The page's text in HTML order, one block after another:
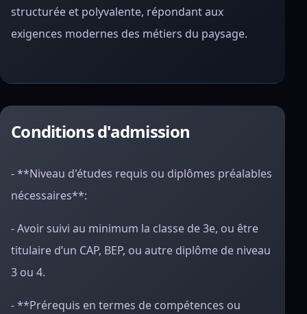
structurée et polyvalente, répondant aux
exigences modernes des métiers du paysage.
Conditions d'admission
- **Niveau d'études requis ou diplômes préalables
nécessaires**:
- Avoir suivi au minimum la classe de 3e, ou être
titulaire d’un CAP, BEP, ou autre diplôme de niveau
3 ou 4.
- **Prérequis en termes de compétences ou